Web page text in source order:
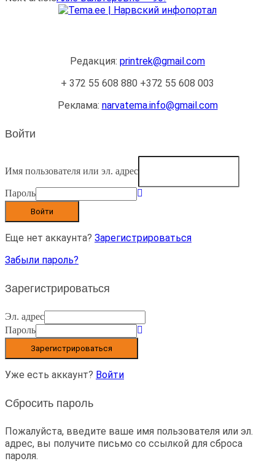
Редакция: printrek@gmail.com
+ 372 55 608 880 +372 55 608 003
Реклама: narvatema.info@gmail.com
Войти
Имя пользователя или эл. адрес
Пароль
Войти
Еще нет аккаунта? Зарегистрироваться
Забыли пароль?
Зарегистрироваться
Эл. адрес
Пароль
Зарегистрироваться
Уже есть аккаунт? Войти
Сбросить пароль
Пожалуйста, введите ваше имя пользователя или эл.
адрес, вы получите письмо со ссылкой для сброса
пароля.